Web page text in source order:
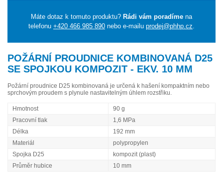
Máte dotaz k tomuto produktu? Rádi vám poradíme na
telefonu +420 466 985 890 nebo e-mailu prodej@phhp.cz
POŽÁRNÍ PROUDNICE KOMBINOVANÁ D25
SE SPOJKOU KOMPOZIT - EKV. 10 MM
Požární proudnice D25 kombinovaná je určená k hašení kompaktním nebo
sprchovým proudem s plynule nastavitelným úhlem rozstřiku.
Hmotnost
90 g
Pracovní tlak
1,6 MPa
Délka
192 mm
Materiál
polypropylen
Spojka D25
kompozit (plast)
Průměr hubice
10 mm